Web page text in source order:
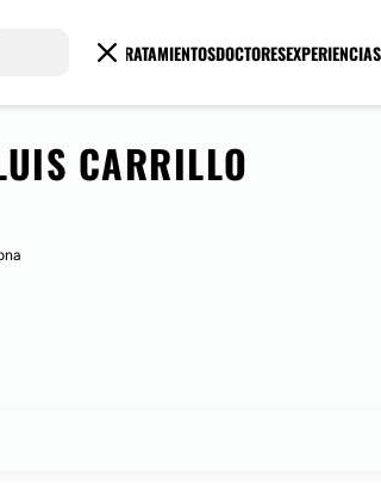
TRATAMIENTOSDOCTORESEXPERIENCIAS
CARRILLO